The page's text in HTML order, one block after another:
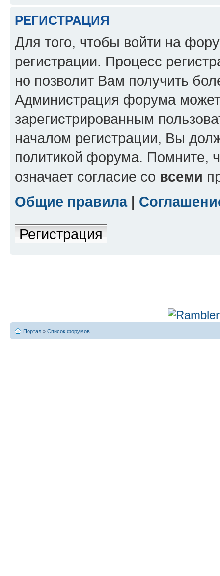
РЕГИСТРАЦИЯ
Для того, чтобы войти на
регистрации. Процесс
но позволит Вам получить
Администрация форума может
зарегистрированным
началом регистрации, Вы
политикой форума. Помните,
означает согласие со всеми
Общие правила|
Регистрация
Портал » Список форумов